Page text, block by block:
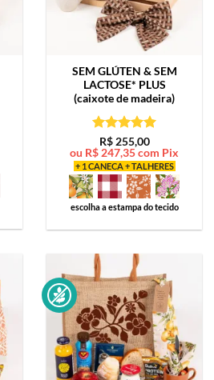
SEM GLÚTEN & SEM
LACTOSE* PLUS
(caixote de madeira)
Avaliação5
de 5
R$255,00
ou R$ 247,35com Pix
+ 1 CANECA + TALHERES
escolha a estampa do tecido